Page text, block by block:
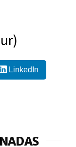
LinkedIn